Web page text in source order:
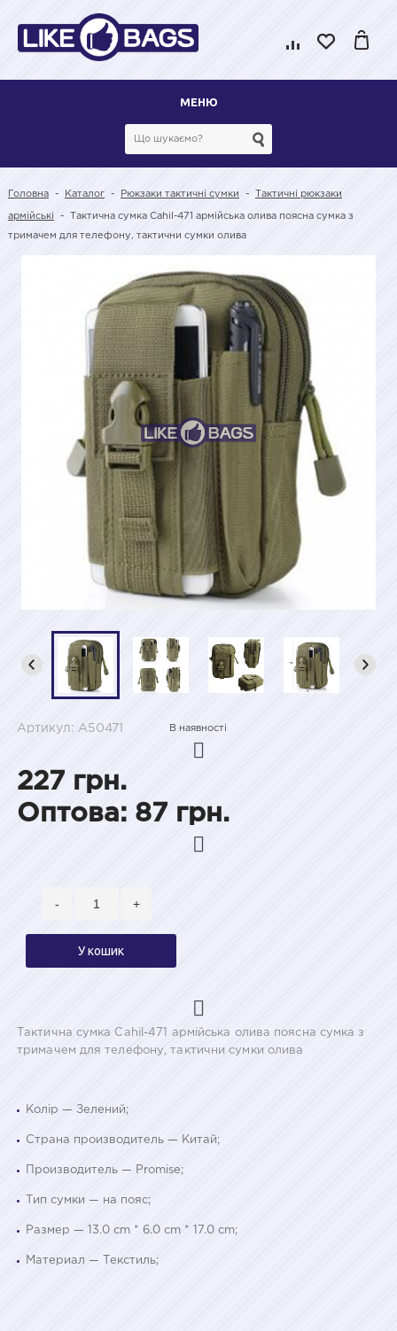
МЕНЮ
Головна - Каталог - Рюкзаки тактичні сумки - Тактичні рюкзаки
армійські - Тактична сумка Cahil-471 армійська олива поясна сумка з
тримачем для телефону, тактични сумки олива
Артикул: A50471 В наявності
227 грн.
Оптова: 87 грн.
- +
У кошик
Тактична сумка Cahil-471 армійська олива поясна сумка з
тримачем для телефону, тактични сумки олива
Колір — Зелений;
Страна производитель — Китай;
Производитель — Promise;
Тип сумки — на пояс;
Размер — 13.0 cm * 6.0 cm * 17.0 cm;
Материал — Текстиль;